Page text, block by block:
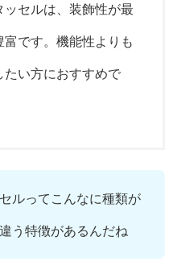
セルは、装飾性が最
です。機能性よりも
い方におすすめで
ルってこんなに種類が
う特徴があるんだね